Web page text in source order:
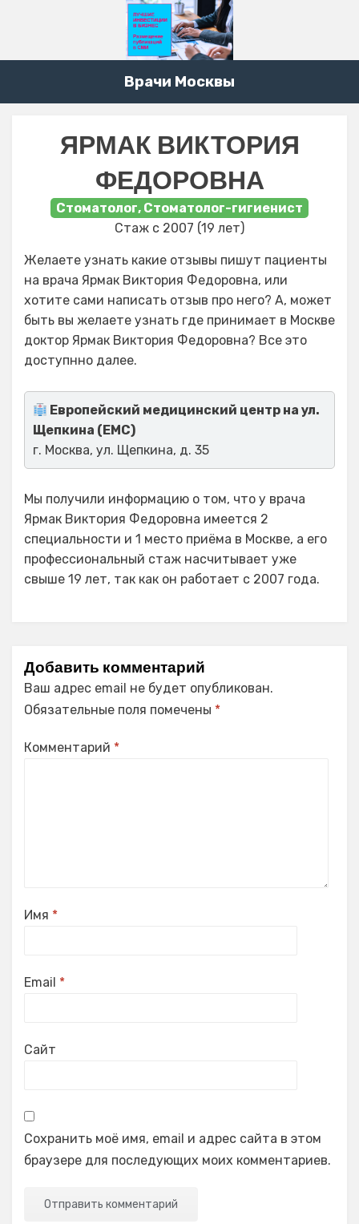
Врачи Москвы
ЯРМАК ВИКТОРИЯ
ФЕДОРОВНА
Стоматолог, Стоматолог-гигиенист
Стаж с 2007 (19 лет)
Желаете узнать какие отзывы пишут пациенты
на врача Ярмак Виктория Федоровна, или
хотите сами написать отзыв про него? А, может
быть вы желаете узнать где принимает в Москве
доктор Ярмак Виктория Федоровна? Все это
доступнно далее.
Европейский медицинский центр на ул.
Щепкина (ЕМС)
г. Москва, ул. Щепкина, д. 35
Мы получили информацию о том, что у врача
Ярмак Виктория Федоровна имеется 2
специальности и 1 место приёма в Москве, а его
профессиональный стаж насчитывает уже
свыше 19 лет, так как он работает с 2007 года.
Добавить комментарий
Ваш адрес email не будет опубликован.
Обязательные поля помечены *
Комментарий *
Имя *
Email *
Сайт
Сохранить моё имя, email и адрес сайта в этом
браузере для последующих моих комментариев.